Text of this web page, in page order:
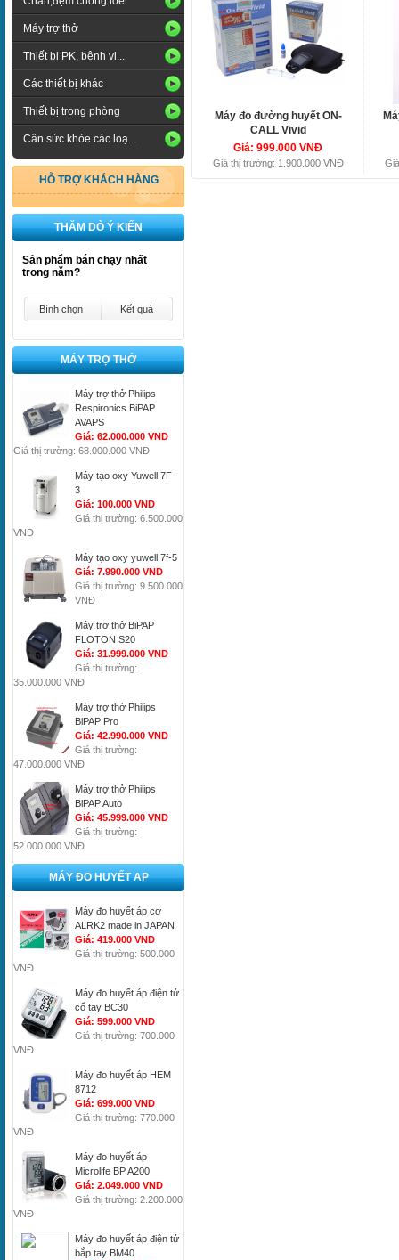
Máy trợ thở
Thiết bị PK, bệnh vi...
Các thiết bị khác
Thiết bị trong phòng
Cân sức khỏe các loạ...
HỖ TRỢ KHÁCH HÀNG
THĂM DÒ Ý KIẾN
Sản phẩm bán chạy nhất
trong năm?
Bình chọn Kết quả
MÁY TRỢ THỞ
Máy trợ thở Philips
Respironics BiPAP
AVAPS
Giá: 62.000.000 VND
Giá thị trường: 68.000.000 VNĐ
Máy tạo oxy Yuwell 7F-
3
Giá: 100.000 VND
Giá thị trường: 6.500.000
VNĐ
Máy tạo oxy yuwell 7f-5
Giá: 7.990.000 VND
Giá thị trường: 9.500.000
VNĐ
Máy trợ thở BiPAP
FLOTON S20
Giá: 31.999.000 VND
Giá thị trường:
35.000.000 VNĐ
Máy trợ thở Philips
BiPAP Pro
Giá: 42.990.000 VND
Giá thị trường:
47.000.000 VNĐ
Máy trợ thở Philips
BiPAP Auto
Giá: 45.999.000 VND
Giá thị trường:
52.000.000 VNĐ
MÁY ĐO HUYẾT AP
Máy đo huyết áp cơ
ALRK2 made in JAPAN
Giá: 419.000 VND
Giá thị trường: 500.000
VNĐ
Máy đo huyết áp điện tử
cổ tay BC30
Giá: 599.000 VND
Giá thị trường: 700.000
VNĐ
Máy đo huyết áp HEM
8712
Giá: 699.000 VND
Giá thị trường: 770.000
VNĐ
Máy đo huyết áp
Microlife BP A200
Giá: 2.049.000 VND
Giá thị trường: 2.200.000
VNĐ
Máy đo huyết áp điện tử
bắp tay BM40
Máy đo đường huyết ON-
CALL Vivid
Giá: 999.000 VNĐ
Giá thị trường: 1.900.000 VNĐ